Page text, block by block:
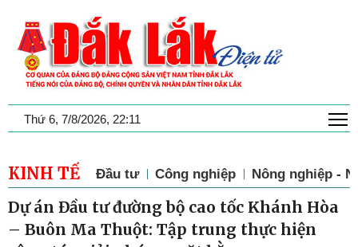
Thứ 6, 7/8/2026, 22:11
KINH TẾ Đầu tư Công nghiệp Nông nghiệp -
Dự án Đầu tư đường bộ cao tốc Khánh Hòa
– Buôn Ma Thuột: Tập trung thực hiện